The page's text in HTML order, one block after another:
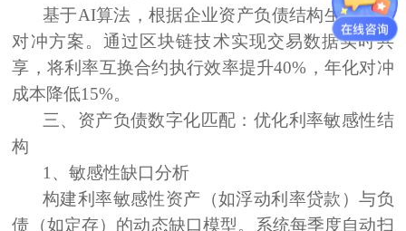
基于AI算法，根据企业资产负债结构生成最优
对冲方案。通过区块链技术实现交易数据实时共
享，将利率互换合约执行效率提升40%，年化对冲
成本降低15%。
三、资产负债数字化匹配：优化利率敏感性结
构
1、敏感性缺口分析
构建利率敏感性资产（如浮动利率贷款）与负
债（如定存）的动态缺口模型。系统每季度自动扫